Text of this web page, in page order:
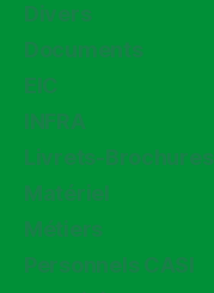
Divers
Documents
EIC
INFRA
Livrets-Brochures
Matériel
Métiers
Personnels CASI